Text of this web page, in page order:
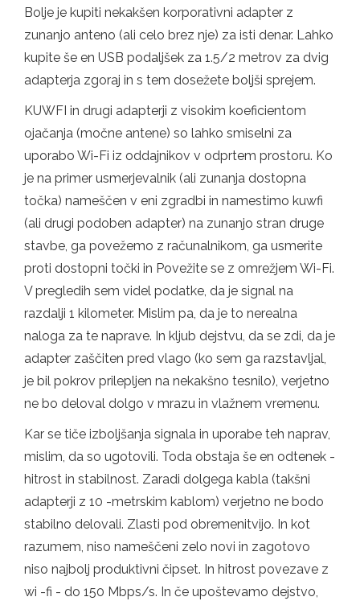
Bolje je kupiti nekakšen korporativni adapter z
zunanjo anteno (ali celo brez nje) za isti denar. Lahko
kupite še en USB podaljšek za 1.5/2 metrov za dvig
adapterja zgoraj in s tem dosežete boljši sprejem.
KUWFI in drugi adapterji z visokim koeficientom
ojačanja (močne antene) so lahko smiselni za
uporabo Wi-Fi iz oddajnikov v odprtem prostoru. Ko
je na primer usmerjevalnik (ali zunanja dostopna
točka) nameščen v eni zgradbi in namestimo kuwfi
(ali drugi podoben adapter) na zunanjo stran druge
stavbe, ga povežemo z računalnikom, ga usmerite
proti dostopni točki in Povežite se z omrežjem Wi-Fi.
V pregledih sem videl podatke, da je signal na
razdalji 1 kilometer. Mislim pa, da je to nerealna
naloga za te naprave. In kljub dejstvu, da se zdi, da je
adapter zaščiten pred vlago (ko sem ga razstavljal,
je bil pokrov prilepljen na nekakšno tesnilo), verjetno
ne bo deloval dolgo v mrazu in vlažnem vremenu.
Kar se tiče izboljšanja signala in uporabe teh naprav,
mislim, da so ugotovili. Toda obstaja še en odtenek -
hitrost in stabilnost. Zaradi dolgega kabla (takšni
adapterji z 10 -metrskim kablom) verjetno ne bodo
stabilno delovali. Zlasti pod obremenitvijo. In kot
razumem, niso nameščeni zelo novi in ​​zagotovo
niso najbolj produktivni čipset. In hitrost povezave z
wi -fi - do 150 Mbps/s. In če upoštevamo dejstvo,